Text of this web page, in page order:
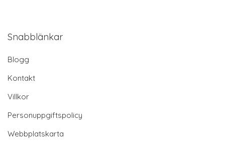
Snabblänkar
Blogg
Kontakt
Villkor
Personuppgiftspolicy
Webbplatskarta